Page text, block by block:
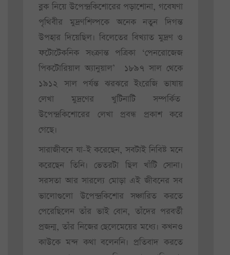
ব্লক নিয়ে উপেন্দ্রকিশোরের পড়াশোনা, গবেষণা
পৃথিবীর মুদ্রণশিল্পকে অনেক নতুন দিগন্ত
উপহার দিয়েছিল। বিলেতের বিখ্যাত মুদ্রণ ও
ফটোটেকনিক সংক্রান্ত পত্রিকা ‘পেনরোজেজ
পিকটোরিয়াল অ্যানুয়াল’ ১৮৯৭ সাল থেকে
১৯১২ সাল পর্যন্ত ঝরঝরে ইংরেজি ভাষায়
লেখা মুদ্রণের খুটিনাটি সম্পর্কিত
উপেন্দ্রকিশোরের লেখা প্রবন্ধ প্রকাশ করে
গেছে।
সারাজীবনে যা-ই করেছেন, সবটাই নিবিষ্ট মনে
করেছেন তিনি। ভেতরটা ছিল খাঁটি সোনা।
সরসতা আর সারল্যে মোড়া এই জীবনের সব
ভালোগুলো উপেন্দ্রকিশোর সঞ্চারিত করতে
পেরেছিলেন তাঁর ভাই বোন, তাঁদের পরবর্তী
প্রজন্ম, তাঁর নিজের ছেলেমেয়ের মধ্যে। কখনও
কাউকে মন্দ কথা বলেননি। প্রতিবাদ করতে